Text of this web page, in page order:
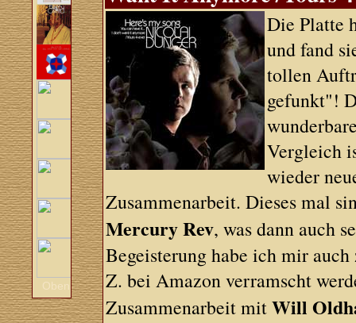
Oben
Die Platte
und fand
tollen
gefunkt"!
Vergleich
wieder
Zusammenarbeit. Dieses mal
Mercury Rev, was dann auch
Begeisterung habe ich mir
Z. bei Amazon verramscht
Zusammenarbeit mitWill